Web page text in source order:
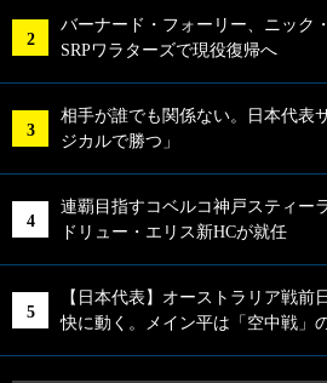
バーナード・フォーリー、ニック
SRPワラターズで現役復帰へ
相手が誰でも関係ない。日本代表
ジカルで勝つ」
連覇目指すコベルコ神戸スティー
ドリュー・エリス新HCが就任
【日本代表】オーストラリア戦前
快に動く。メイン平は「空中戦」